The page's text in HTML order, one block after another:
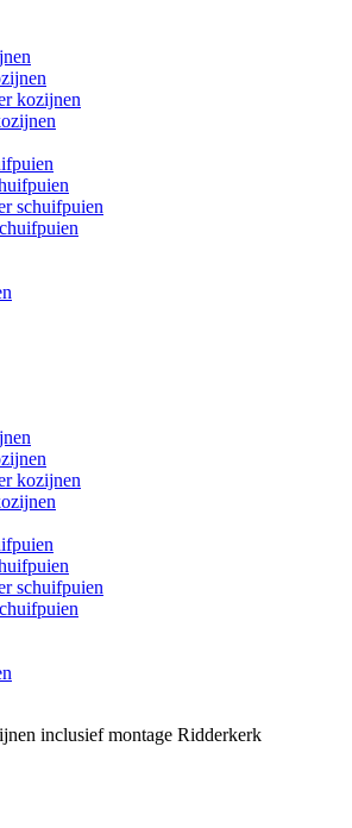
kozijnen
schuifpuien
kozijnen
schuifpuien
inclusief montage Ridderkerk